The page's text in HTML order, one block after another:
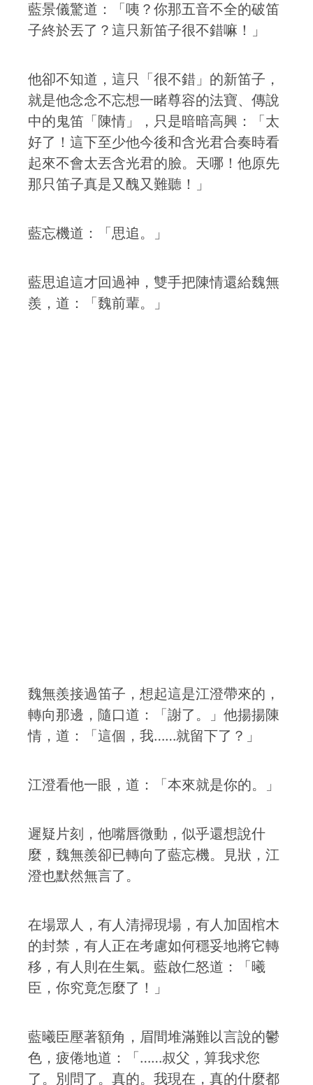
藍景儀驚道：「咦？你那五音不全的破笛
子終於丟了？這只新笛子很不錯嘛！」
他卻不知道，這只「很不錯」的新笛子，
就是他念念不忘想一睹尊容的法寶、傳說
中的鬼笛「陳情」，只是暗暗高興：「太
好了！這下至少他今後和含光君合奏時看
起來不會太丟含光君的臉。天哪！他原先
那只笛子真是又醜又難聽！」
藍忘機道：「思追。」
藍思追這才回過神，雙手把陳情還給魏無
羨，道：「魏前輩。」
魏無羨接過笛子，想起這是江澄帶來的，
轉向那邊，隨口道：「謝了。」他揚揚陳
情，道：「這個，我……就留下了？」
江澄看他一眼，道：「本來就是你的。」
遲疑片刻，他嘴唇微動，似乎還想說什
麼，魏無羨卻已轉向了藍忘機。見狀，江
澄也默然無言了。
在場眾人，有人清掃現場，有人加固棺木
的封禁，有人正在考慮如何穩妥地將它轉
移，有人則在生氣。藍啟仁怒道：「曦
臣，你究竟怎麼了！」
藍曦臣壓著額角，眉間堆滿難以言說的鬱
色，疲倦地道：「……叔父，算我求您
了。別問了。真的。我現在，真的什麼都